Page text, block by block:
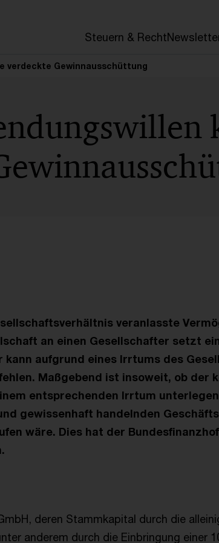
Steuern & Recht
verdeckte Gewinnausschüttung
veranlasste
an einen Gesellschafter setzt
kann aufgrund eines Irrtums des
Maßgebend ist insoweit, ob der
entsprechenden Irrtum
gewissenhaft handelnden
wäre. Dies hat der
deren Stammkapital durch die
anderem durch die Einbringung einer